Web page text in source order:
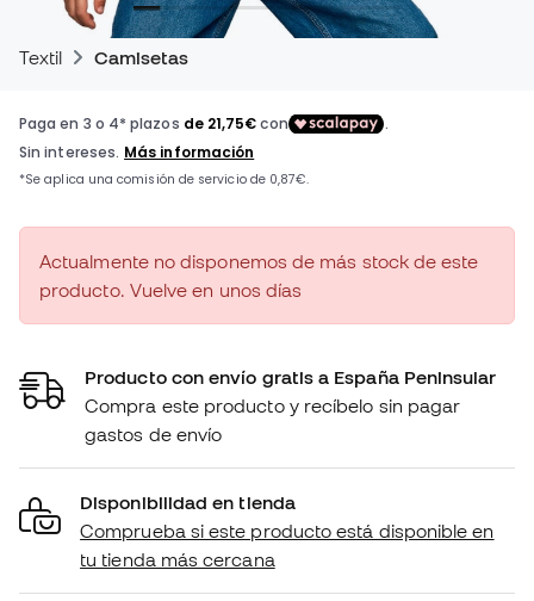
Textil Camisetas
Actualmente no disponemos de más stock de este
producto. Vuelve en unos días
Producto con envío gratis a España Peninsular
Compra este producto y recíbelo sin pagar
gastos de envío
Disponibilidad en tienda
Comprueba si este producto está disponible en
tu tienda más cercana